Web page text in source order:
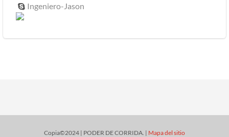
 Ingeniero-Jason
Copia©2024 | PODER DE CORRIDA. | Mapa del sitio